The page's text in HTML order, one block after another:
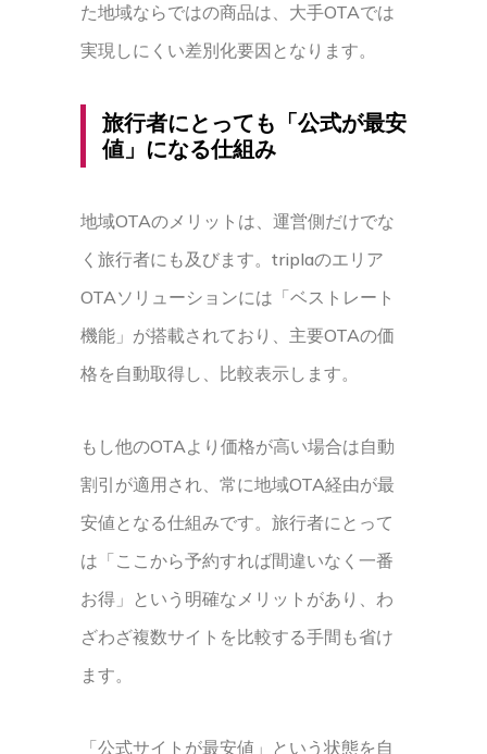
た地域ならではの商品は、大手OTAでは
実現しにくい差別化要因となります。
旅行者にとっても「公式が最安
値」になる仕組み
地域OTAのメリットは、運営側だけでな
く旅行者にも及びます。triplaのエリア
OTAソリューションには「ベストレート
機能」が搭載されており、主要OTAの価
格を自動取得し、比較表示します。
もし他のOTAより価格が高い場合は自動
割引が適用され、常に地域OTA経由が最
安値となる仕組みです。旅行者にとって
は「ここから予約すれば間違いなく一番
お得」という明確なメリットがあり、わ
ざわざ複数サイトを比較する手間も省け
ます。
「公式サイトが最安値」という状態を自